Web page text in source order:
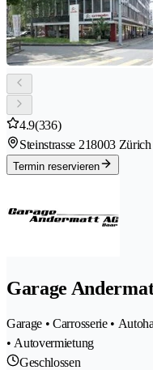
4.9(336)
Steinstrasse 218003 Zürich
Termin reservieren
Garage
Garage • Carrosserie •
• Autovermietung
Geschlossen